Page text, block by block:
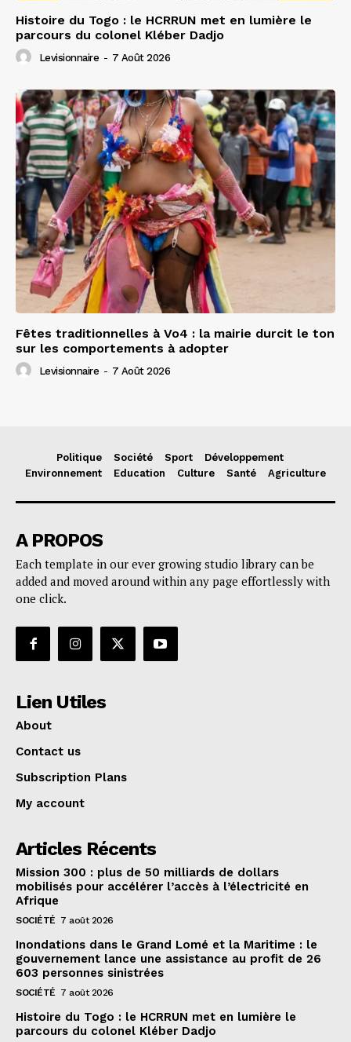
Histoire du Togo : le HCRRUN met en lumière le
parcours du colonel Kléber Dadjo
Levisionnaire - 7 Août 2026
Fêtes traditionnelles à Vo4 : la mairie durcit le ton
sur les comportements à adopter
Levisionnaire - 7 Août 2026
Politique Société Sport
Développement
Environnement
Education Culture Santé Agriculture
A PROPOS
Each template in our ever growing studio library can be
added and moved around within any page effortlessly with
one click.
Lien Utiles
About
Contact us
Subscription Plans
My account
Articles Récents
Mission 300 : plus de 50 milliards de dollars
mobilisés pour accélérer l’accès à l’électricité en
Afrique
SOCIÉTÉ 7 août 2026
Inondations dans le Grand Lomé et la Maritime : le
gouvernement lance une assistance au profit de 26
603 personnes sinistrées
SOCIÉTÉ 7 août 2026
Histoire du Togo : le HCRRUN met en lumière le
parcours du colonel Kléber Dadjo